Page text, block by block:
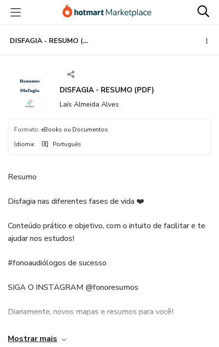
para
conteúdo
principal
para
pagamento
para
rodapé
DISFAGIA - RESUMO (PDF)
DISFAGIA - RESUMO (PDF)
Laís Almeida Alves
Formato: eBooks ou Documentos
Idioma: Português
Resumo
Disfagia nas diferentes fases de vida ❤️
Conteúdo prático e objetivo, com o intuito de facilitar e te
ajudar nos estudos!
#fonoaudiólogos de sucesso
SIGA O INSTAGRAM @fonoresumos
Diariamente, novos mapas e resumos para você!
Mostrar mais